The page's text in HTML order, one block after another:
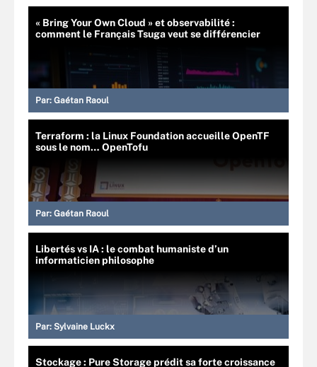
« Bring Your Own Cloud » et observabilité :
comment le Français Tsuga veut se différencier
Par: Gaétan Raoul
Terraform : la Linux Foundation accueille OpenTF
sous le nom… OpenTofu
Par: Gaétan Raoul
Libertés vs IA : le combat humaniste d’un
informaticien philosophe
Par: Sylvaine Luckx
Stockage : Pure Storage prédit sa forte croissance